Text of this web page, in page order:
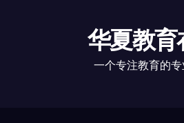
华夏教育
一个专注教育的